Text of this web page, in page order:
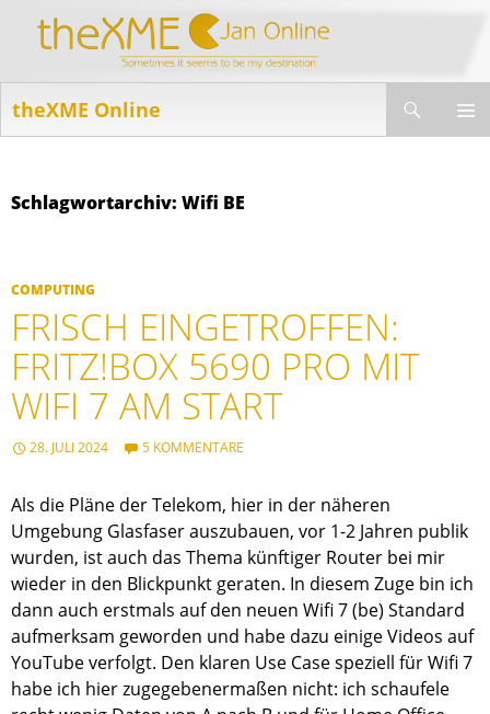
theXME Online
Schlagwortarchiv: Wifi BE
COMPUTING
FRISCH EINGETROFFEN:
FRITZ!BOX 5690 PRO MIT
WIFI 7 AM START
28. JULI 2024 5 KOMMENTARE
Als die Pläne der Telekom, hier in der näheren
Umgebung Glasfaser auszubauen, vor 1-2 Jahren publik
wurden, ist auch das Thema künftiger Router bei mir
wieder in den Blickpunkt geraten. In diesem Zuge bin ich
dann auch erstmals auf den neuen Wifi 7 (be) Standard
aufmerksam geworden und habe dazu einige Videos auf
YouTube verfolgt. Den klaren Use Case speziell für Wifi 7
habe ich hier zugegebenermaßen nicht: ich schaufele